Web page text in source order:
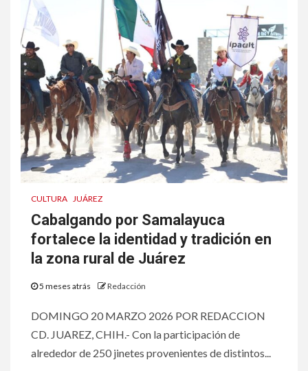
CULTURA JUÁREZ
Cabalgando por Samalayuca
fortalece la identidad y tradición en
la zona rural de Juárez
5 meses atrás Redacción
DOMINGO 20 MARZO 2026 POR REDACCION
CD. JUAREZ, CHIH.- Con la participación de
alrededor de 250 jinetes provenientes de distintos...